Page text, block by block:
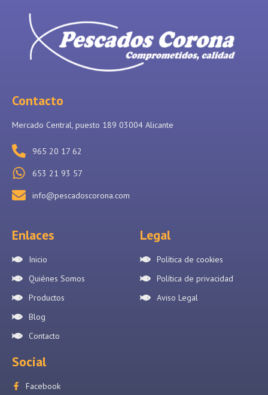
Contacto
Mercado Central, puesto 189 03004 Alicante
965 20 17 62
653 21 93 57
info@pescadoscorona.com
Enlaces
Inicio
Quiénes Somos
Productos
Blog
Contacto
Legal
Política de cookies
Política de privacidad
Aviso Legal
Social
Facebook